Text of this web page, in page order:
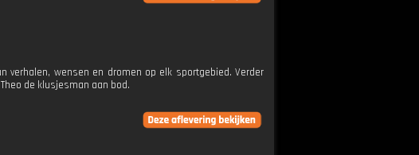
verhalen, wensen en dromen op elk sportgebied. Verder
de klusjesman aan bod.